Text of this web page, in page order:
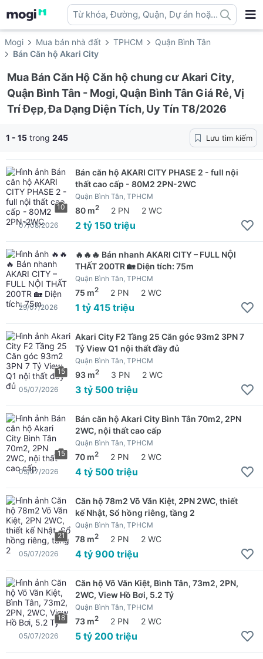
Từ khóa, Đường, Quận, Dự án hoặc
địa danh ...
Mogi Mua bán nhà đất TPHCM
Quận Bình Tân
Bán Căn hộ Akari City
Mua Bán Căn Hộ Căn hộ chung cư Akari City,
Quận Bình Tân - Mogi, Quận Bình Tân Giá Rẻ, Vị
Trí Đẹp, Đa Dạng Diện Tích, Uy Tín T8/2026
1 - 15 trong 245 Lưu tìm kiếm
10
Bán căn hộ AKARI CITY PHASE 2 - full nội
thất cao cấp - 80M2 2PN-2WC
Quận Bình Tân, TPHCM
80 m2 2 PN 2 WC
2 tỷ 150 triệu
07/08/2026
🔥🔥🔥 Bán nhanh AKARI CITY – FULL NỘI
THẤT 200TR 🏡 Diện tích: 75m
Quận Bình Tân, TPHCM
75 m2 2 PN 2 WC
1 tỷ 415 triệu
29/07/2026
15
Akari City F2 Tầng 25 Căn góc 93m2 3PN 7
Tỷ View Q1 nội thất đầy đủ
Quận Bình Tân, TPHCM
93 m2 3 PN 2 WC
3 tỷ 500 triệu
05/07/2026
15
Bán căn hộ Akari City Bình Tân 70m2, 2PN
2WC, nội thất cao cấp
Quận Bình Tân, TPHCM
70 m2 2 PN 2 WC
4 tỷ 500 triệu
05/07/2026
21
Căn hộ 78m2 Võ Văn Kiệt, 2PN 2WC, thiết
kế Nhật, Sổ hồng riêng, tầng 2
Quận Bình Tân, TPHCM
78 m2 2 PN 2 WC
4 tỷ 900 triệu
05/07/2026
18
Căn hộ Võ Văn Kiệt, Bình Tân, 73m2, 2PN,
2WC, View Hồ Bơi, 5.2 Tỷ
Quận Bình Tân, TPHCM
73 m2 2 PN 2 WC
5 tỷ 200 triệu
05/07/2026